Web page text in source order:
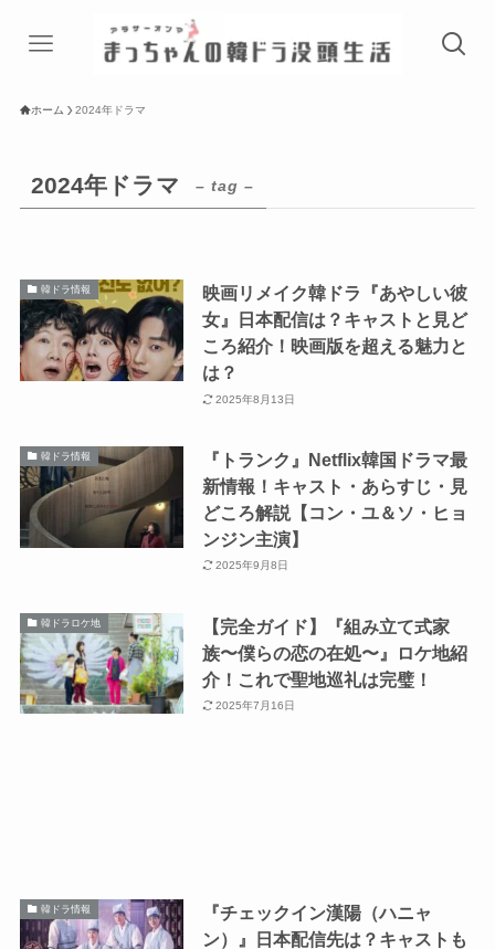
ホーム 2024年ドラマ
2024年ドラマ – tag –
韓ドラ情報
映画リメイク韓ドラ『あやしい彼
女』日本配信は？キャストと見ど
ころ紹介！映画版を超える魅力と
は？
2025年8月13日
韓ドラ情報
『トランク』Netflix韓国ドラマ最
新情報！キャスト・あらすじ・見
どころ解説【コン・ユ＆ソ・ヒョ
ンジン主演】
2025年9月8日
韓ドラロケ地
【完全ガイド】『組み立て式家
族〜僕らの恋の在処〜』ロケ地紹
介！これで聖地巡礼は完璧！
2025年7月16日
韓ドラ情報
『チェックイン漢陽（ハニャ
ン）』日本配信先は？キャストも